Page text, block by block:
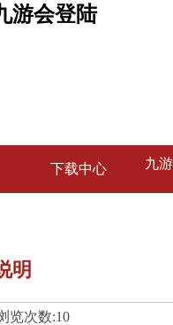
游会登陆
下载中心
九
明
览次数:10